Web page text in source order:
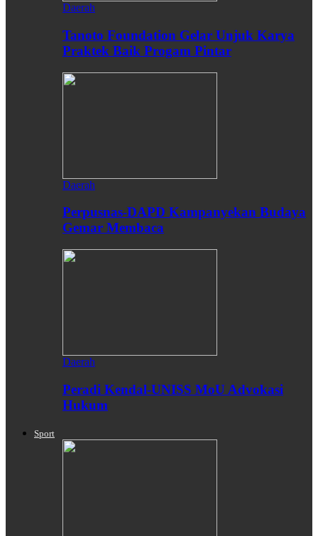
Daerah
Tanoto Foundation Gelar Unjuk Karya
Praktek Baik Progam Pintar
Daerah
Perpusnas-DAPD Kampanyekan Budaya
Gemar Membaca
Daerah
Peradi Kendal-UNISS MoU Advokasi
Hukum
Sport